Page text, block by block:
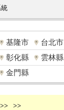
基隆市
台北市
彰化縣
雲林縣
金門縣
>> >>